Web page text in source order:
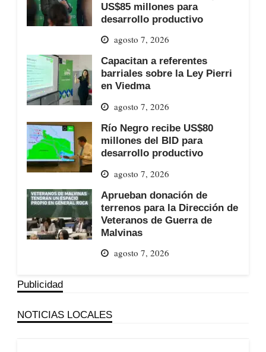
US$85 millones para
desarrollo productivo
agosto 7, 2026
Capacitan a referentes
barriales sobre la Ley Pierri
en Viedma
agosto 7, 2026
Río Negro recibe US$80
millones del BID para
desarrollo productivo
agosto 7, 2026
Aprueban donación de
terrenos para la Dirección de
Veteranos de Guerra de
Malvinas
agosto 7, 2026
Publicidad
NOTICIAS LOCALES